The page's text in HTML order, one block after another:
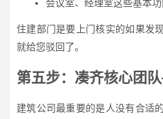
会议室、经理室这些基本
住建部门是要上门核实的如果发
就给您驳回了。
第五步：凑齐核心团
建筑公司最重要的是人没有合适